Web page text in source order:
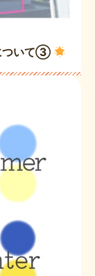
ついて③